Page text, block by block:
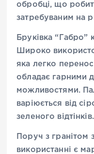
обробці, що
затребуваним на
Бруківка “Габро”
Широко
яка легко
обладає гарними
можливостями.
варіюється від
зеленого відтінків.
Поруч з гранітом
використанні є